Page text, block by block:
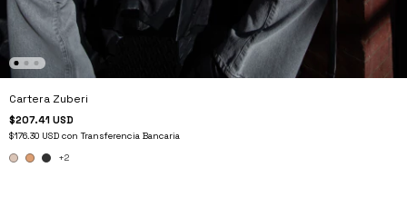
Cartera Zuberi
$207.41 USD
$176.30 USD con Transferencia Bancaria
+2